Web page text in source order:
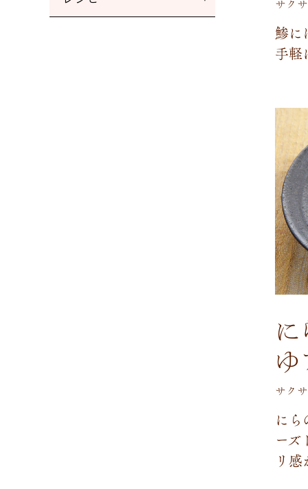
サク
鯵に
手軽
ゆ
サク
に ら
ーズ
リ感